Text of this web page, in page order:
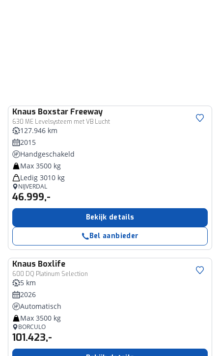
Knaus Boxstar Freeway
630 ME Levelsysteem met VB Lucht
127.946 km
2015
Handgeschakeld
Max 3500 kg
Ledig 3010 kg
NIJVERDAL
46.999,-
Bekijk details
Bel aanbieder
Knaus Boxlife
600 DQ Platinum Selection
5 km
2026
Automatisch
Max 3500 kg
BORCULO
101.423,-